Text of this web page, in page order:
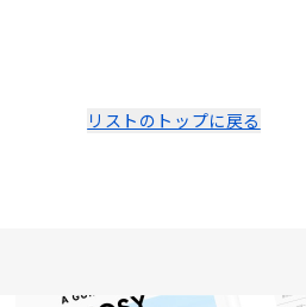
リストのトップに戻る